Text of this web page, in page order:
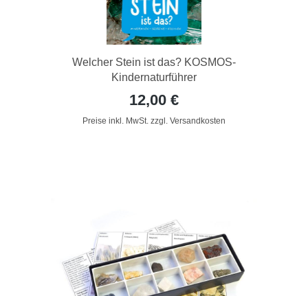
Welcher Stein ist das? KOSMOS-
Kindernaturführer
12,00 €
Preise inkl. MwSt. zzgl. Versandkosten